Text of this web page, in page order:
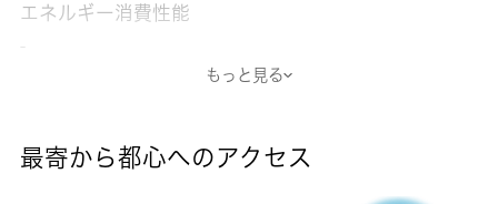
エネルギー消費性能
-
もっと見る
最寄から都心へのアクセス